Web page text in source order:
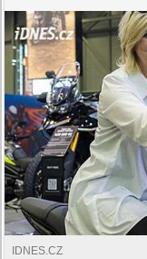
IDNES.CZ